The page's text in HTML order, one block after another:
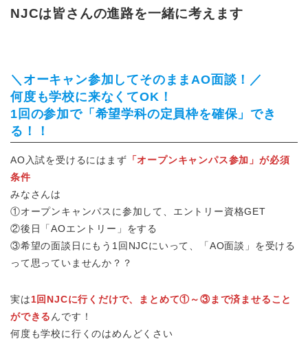
NJCは皆さんの進路を一緒に考えます
＼オーキャン参加してそのままAO面談！／
何度も学校に来なくてOK！
1回の参加で「希望学科の定員枠を確保」でき
る！！
AO入試を受けるにはまず 「オープンキャンパス参加」が必須
条件
みなさんは
①オープンキャンパスに参加して、エントリー資格GET
②後日「AOエントリー」をする
③希望の面談日にもう1回NJCにいって、「AO面談」を受ける
って思っていませんか？？
実は1回NJCに行くだけで、まとめて①～③まで済ませること
ができるんです！
何度も学校に行くのはめんどくさい